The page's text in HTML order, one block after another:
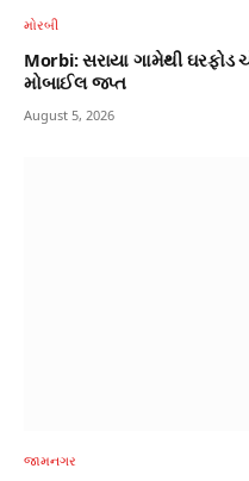
મોરબી
Morbi: સરાયા ગામેથી ઘરફોડ
મોબાઈલ જપ્ત
August 5, 2026
જામનગર